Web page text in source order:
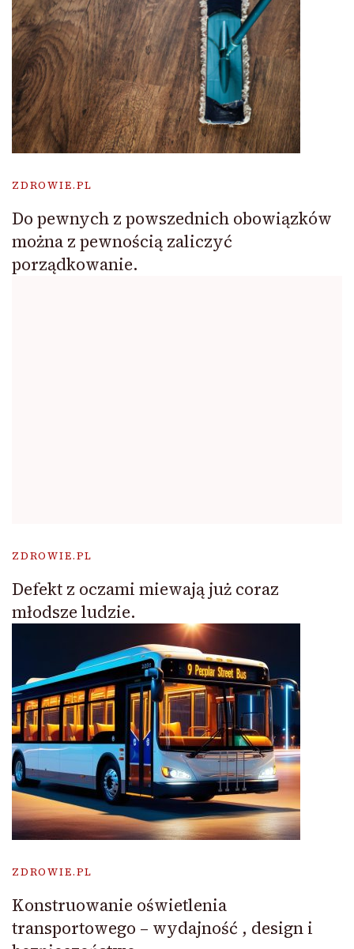
ZDROWIE.PL
Do pewnych z powszednich obowiązków
można z pewnością zaliczyć
porządkowanie.
ZDROWIE.PL
Defekt z oczami miewają już coraz
młodsze ludzie.
ZDROWIE.PL
Konstruowanie oświetlenia
transportowego – wydajność , design i